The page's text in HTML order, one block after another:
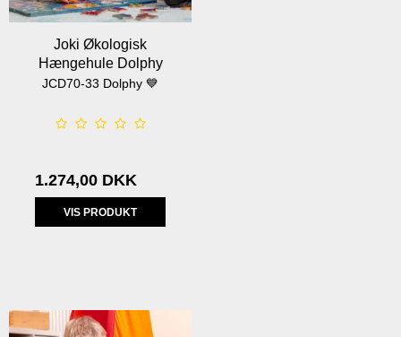
Joki Økologisk
Hængehule Dolphy
JCD70-33 Dolphy 💙
1.274,00 DKK
VIS PRODUKT